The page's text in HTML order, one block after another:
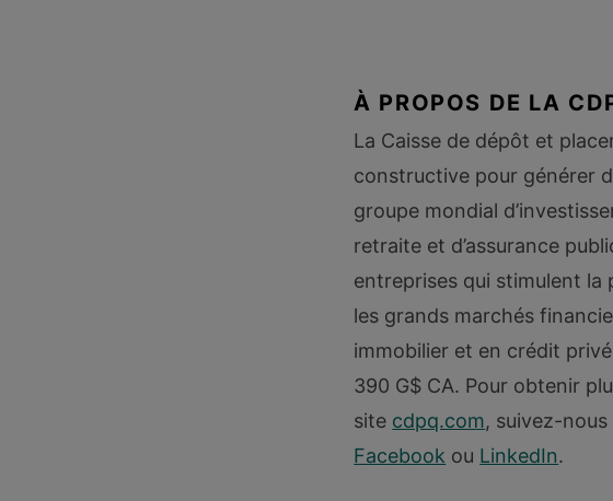
À PROPOS DE LA
La Caisse de dépôt et
constructive pour générer
groupe mondial
retraite et d’assurance
entreprises qui stimulent
les grands marchés
immobilier et en crédit
390 G$ CA. Pour obtenir
site cdpq.com, suivez-
Facebook ou LinkedIn.